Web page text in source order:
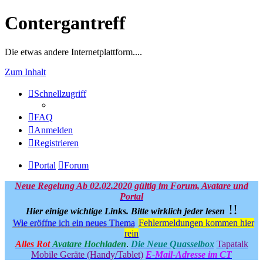
Contergantreff
Die etwas andere Internetplattform....
Zum Inhalt
Schnellzugriff
FAQ
Anmelden
Registrieren
Portal Forum
Neue Regelung Ab 02.02.2020 gültig im Forum, Avatare und
Portal
Hier einige wichtige Links. Bitte wirklich jeder lesen !!
Wie eröffne ich ein neues Thema Fehlermeldungen kommen hier
rein
Alles Rot Avatare Hochladen. Die Neue Quasselbox Tapatalk
Mobile Geräte (Handy/Tablet) E-Mail-Adresse im CT